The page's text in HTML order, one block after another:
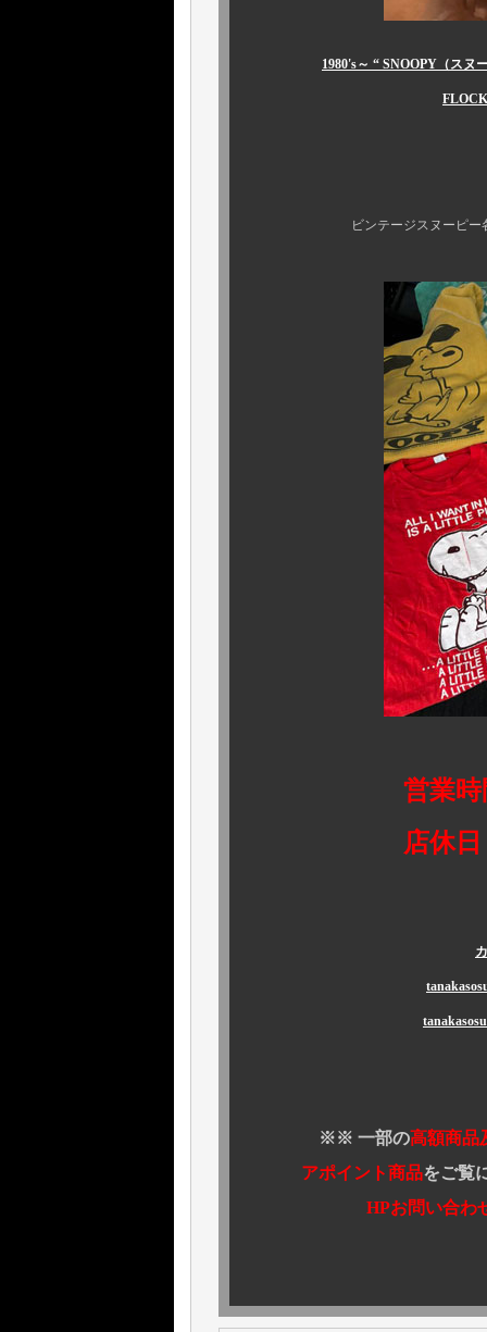
1980's～ “ SNOOPY（ス
ビンテージスヌーピー各種、他
営業時間
店休日 火
※※ 一部の高額商品
アポイント商品をご覧
HPお問い合わせ